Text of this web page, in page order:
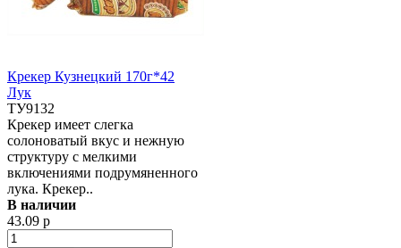
Крекер Кузнецкий 170г*42
Лук
ТУ9132
Крекер имеет слегка
солоноватый вкус и нежную
структуру с мелкими
включениями подрумяненного
лука. Крекер..
В наличии
43.09 р